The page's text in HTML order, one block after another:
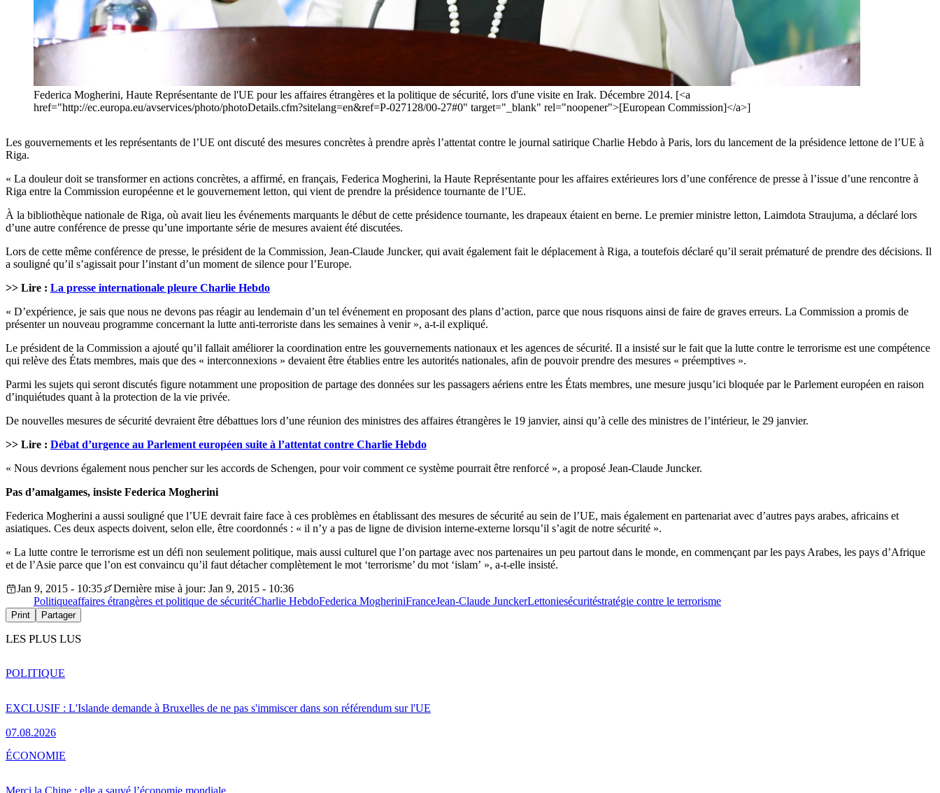
Federica Mogherini, Haute Représentante de l'UE pour les affaires étrangères et la politique de sécurité, lors d'une visite en Irak. Décembre 2014. [<a
href="http://ec.europa.eu/avservices/photo/photoDetails.cfm?sitelang=en&ref=P-027128/00-27#0" target="_blank" rel="noopener">[European Commission]</a>]
Les gouvernements et les représentants de l’UE ont discuté des mesures concrètes à prendre après l’attentat contre le journal satirique Charlie Hebdo à Paris, lors du lancement de la présidence lettone de l’UE à
Riga.
« La douleur doit se transformer en actions concrètes, a affirmé, en français, Federica Mogherini, la Haute Représentante pour les affaires extérieures lors d’une conférence de presse à l’issue d’une rencontre à
Riga entre la Commission européenne et le gouvernement letton, qui vient de prendre la présidence tournante de l’UE.
À la bibliothèque nationale de Riga, où avait lieu les événements marquants le début de cette présidence tournante, les drapeaux étaient en berne. Le premier ministre letton, Laimdota Straujuma, a déclaré lors
d’une autre conférence de presse qu’une importante série de mesures avaient été discutées.
Lors de cette même conférence de presse, le président de la Commission, Jean-Claude Juncker, qui avait également fait le déplacement à Riga, a toutefois déclaré qu’il serait prématuré de prendre des décisions. Il
a souligné qu’il s’agissait pour l’instant d’un moment de silence pour l’Europe.
>> Lire : La presse internationale pleure Charlie Hebdo
« D’expérience, je sais que nous ne devons pas réagir au lendemain d’un tel événement en proposant des plans d’action, parce que nous risquons ainsi de faire de graves erreurs. La Commission a promis de
présenter un nouveau programme concernant la lutte anti-terroriste dans les semaines à venir », a-t-il expliqué.
Le président de la Commission a ajouté qu’il fallait améliorer la coordination entre les gouvernements nationaux et les agences de sécurité. Il a insisté sur le fait que la lutte contre le terrorisme est une compétence
qui relève des États membres, mais que des « interconnexions » devaient être établies entre les autorités nationales, afin de pouvoir prendre des mesures « préemptives ».
Parmi les sujets qui seront discutés figure notamment une proposition de partage des données sur les passagers aériens entre les États membres, une mesure jusqu’ici bloquée par le Parlement européen en raison
d’inquiétudes quant à la protection de la vie privée.
De nouvelles mesures de sécurité devraient être débattues lors d’une réunion des ministres des affaires étrangères le 19 janvier, ainsi qu’à celle des ministres de l’intérieur, le 29 janvier.
>> Lire : Débat d’urgence au Parlement européen suite à l’attentat contre Charlie Hebdo
« Nous devrions également nous pencher sur les accords de Schengen, pour voir comment ce système pourrait être renforcé », a proposé Jean-Claude Juncker.
Pas d’amalgames, insiste Federica Mogherini
Federica Mogherini a aussi souligné que l’UE devrait faire face à ces problèmes en établissant des mesures de sécurité au sein de l’UE, mais également en partenariat avec d’autres pays arabes, africains et
asiatiques. Ces deux aspects doivent, selon elle, être coordonnés : « il n’y a pas de ligne de division interne-externe lorsqu’il s’agit de notre sécurité ».
« La lutte contre le terrorisme est un défi non seulement politique, mais aussi culturel que l’on partage avec nos partenaires un peu partout dans le monde, en commençant par les pays Arabes, les pays d’Afrique
et de l’Asie parce que l’on est convaincu qu’il faut détacher complètement le mot ‘terrorisme’ du mot ‘islam’ », a-t-elle insisté.
Jan 9, 2015 - 10:35
Dernière mise à jour: Jan 9, 2015 - 10:36
Politiqueaffaires étrangères et politique de sécuritéCharlie HebdoFederica MogheriniFranceJean-Claude JunckerLettoniesécuritéstratégie contre le terrorisme
Print Partager
LES PLUS LUS
EXCLUSIF : L'Islande demande à Bruxelles de ne pas s'immiscer dans son référendum sur l'UE
07.08.2026
POLITIQUE
Merci la Chine : elle a sauvé l’économie mondiale
ÉCONOMIE